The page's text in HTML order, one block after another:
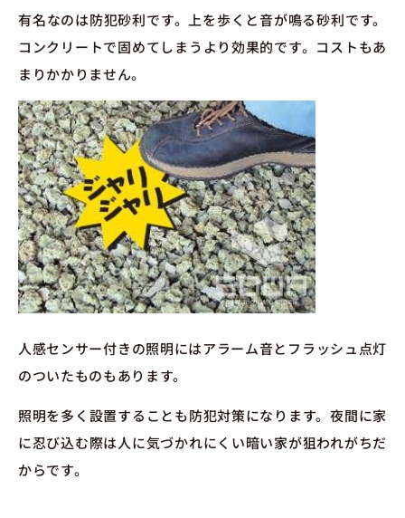
有名なのは防犯砂利です。上を歩くと音が鳴る砂利です。
コンクリートで固めてしまうより効果的です。コストもあ
まりかかりません。
人感センサー付きの照明にはアラーム音とフラッシュ点灯
のついたものもあります。
照明を多く設置することも防犯対策になります。夜間に家
に忍び込む際は人に気づかれにくい暗い家が狙われがちだ
からです。